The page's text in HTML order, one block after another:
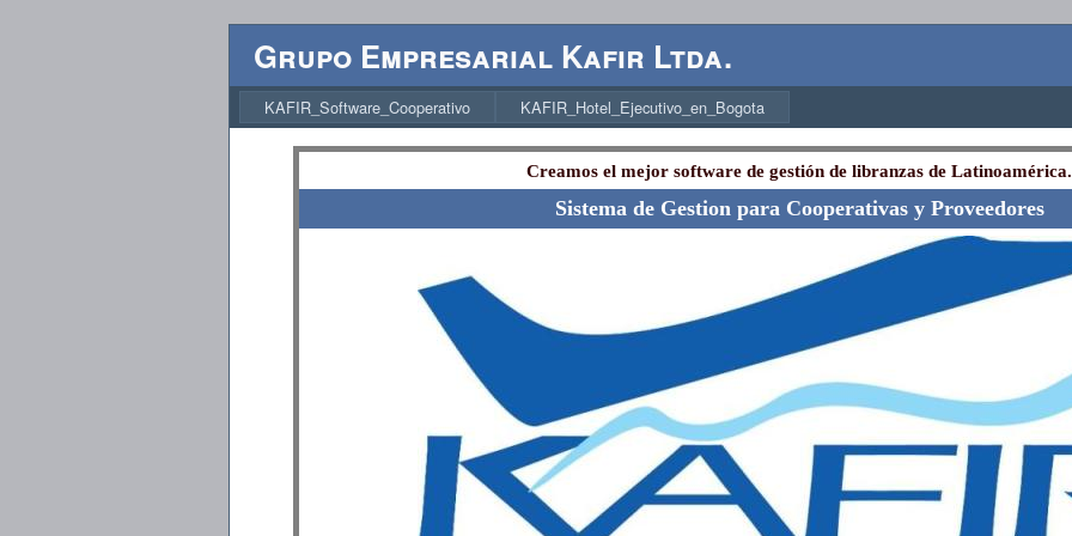
Grupo Empresarial Kafir Ltda.
KAFIR_Software_Cooperativo KAFIR_Hotel_Ejecutivo_en_Bogota
Creamos el mejor software de gestión de libranzas de
Sistema de Gestion para Cooperativas y Proveedores